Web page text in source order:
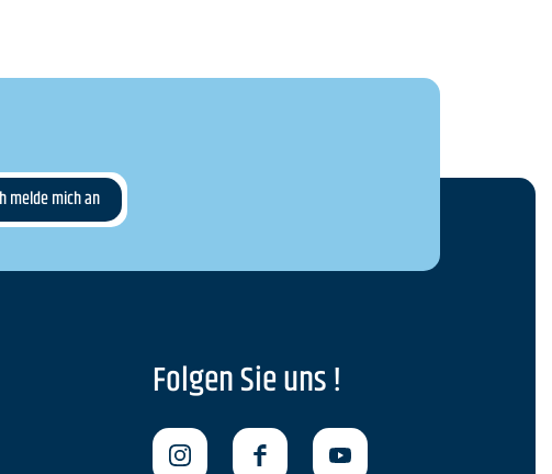
Folgen Sie uns !